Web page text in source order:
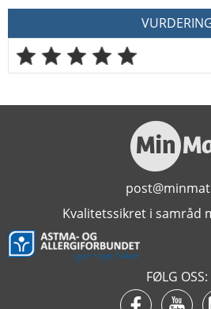
Kvalitetssikret i
FØLG OSS: